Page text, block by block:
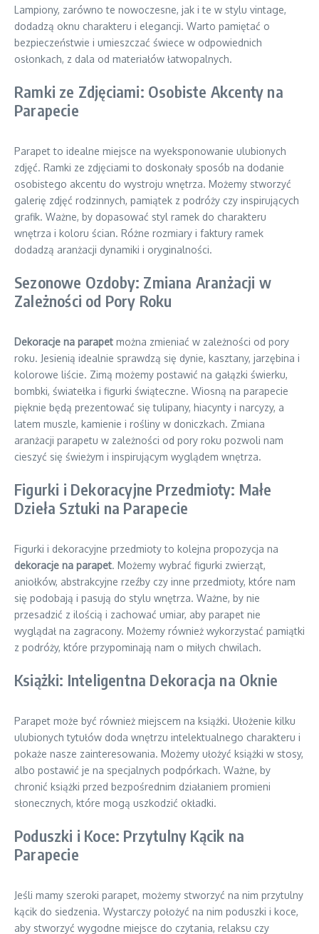
Lampiony, zarówno te nowoczesne, jak i te w stylu vintage,
dodadzą oknu charakteru i elegancji. Warto pamiętać o
bezpieczeństwie i umieszczać świece w odpowiednich
osłonkach, z dala od materiałów łatwopalnych.
Ramki ze Zdjęciami: Osobiste Akcenty na
Parapecie
Parapet to idealne miejsce na wyeksponowanie ulubionych
zdjęć. Ramki ze zdjęciami to doskonały sposób na dodanie
osobistego akcentu do wystroju wnętrza. Możemy stworzyć
galerię zdjęć rodzinnych, pamiątek z podróży czy inspirujących
grafik. Ważne, by dopasować styl ramek do charakteru
wnętrza i koloru ścian. Różne rozmiary i faktury ramek
dodadzą aranżacji dynamiki i oryginalności.
Sezonowe Ozdoby: Zmiana Aranżacji w
Zależności od Pory Roku
Dekoracje na parapet można zmieniać w zależności od pory
roku. Jesienią idealnie sprawdzą się dynie, kasztany, jarzębina i
kolorowe liście. Zimą możemy postawić na gałązki świerku,
bombki, światełka i figurki świąteczne. Wiosną na parapecie
pięknie będą prezentować się tulipany, hiacynty i narcyzy, a
latem muszle, kamienie i rośliny w doniczkach. Zmiana
aranżacji parapetu w zależności od pory roku pozwoli nam
cieszyć się świeżym i inspirującym wyglądem wnętrza.
Figurki i Dekoracyjne Przedmioty: Małe
Dzieła Sztuki na Parapecie
Figurki i dekoracyjne przedmioty to kolejna propozycja na
dekoracje na parapet. Możemy wybrać figurki zwierząt,
aniołków, abstrakcyjne rzeźby czy inne przedmioty, które nam
się podobają i pasują do stylu wnętrza. Ważne, by nie
przesadzić z ilością i zachować umiar, aby parapet nie
wyglądał na zagracony. Możemy również wykorzystać pamiątki
z podróży, które przypominają nam o miłych chwilach.
Książki: Inteligentna Dekoracja na Oknie
Parapet może być również miejscem na książki. Ułożenie kilku
ulubionych tytułów doda wnętrzu intelektualnego charakteru i
pokaże nasze zainteresowania. Możemy ułożyć książki w stosy,
albo postawić je na specjalnych podpórkach. Ważne, by
chronić książki przed bezpośrednim działaniem promieni
słonecznych, które mogą uszkodzić okładki.
Poduszki i Koce: Przytulny Kącik na
Parapecie
Jeśli mamy szeroki parapet, możemy stworzyć na nim przytulny
kącik do siedzenia. Wystarczy położyć na nim poduszki i koce,
aby stworzyć wygodne miejsce do czytania, relaksu czy